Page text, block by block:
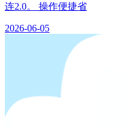
连2.0。 操作便捷省
2026-06-05